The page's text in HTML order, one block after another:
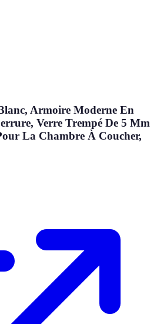
Armoire Moderne En
Verre Trempé De 5 Mm
La Chambre À Coucher,